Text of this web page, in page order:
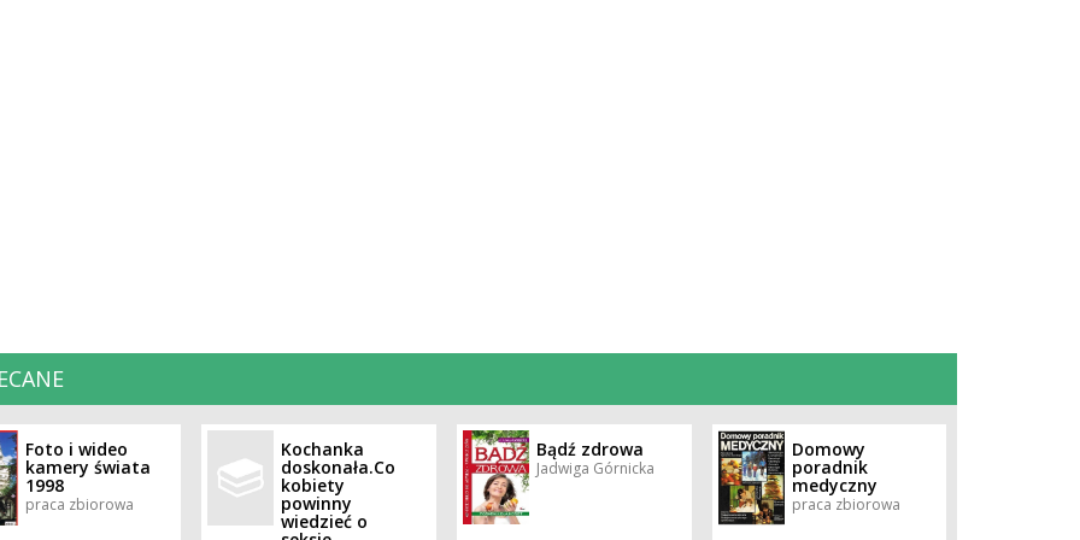
Foto i wideo
kamery świata
1998
praca zbiorowa
Kochanka
doskonała.Co
kobiety
powinny
wiedzieć o
Bądź zdrowa
Jadwiga Górnicka
Domowy
poradnik
medyczny
praca zbiorowa